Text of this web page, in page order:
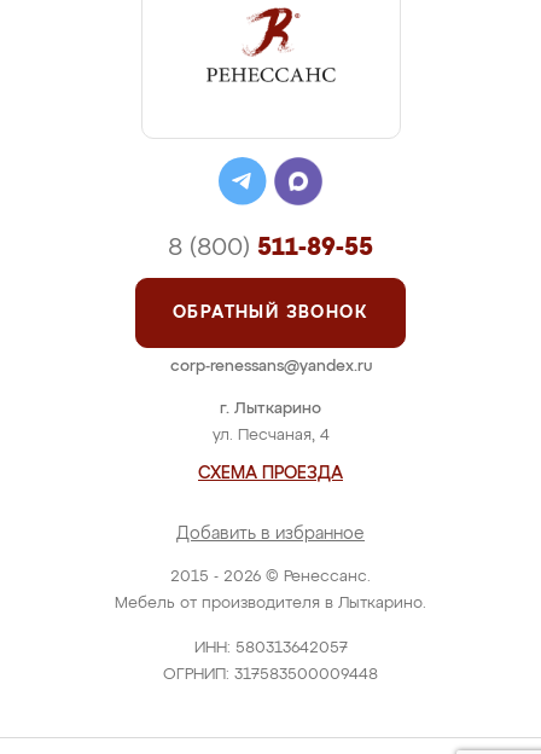
2015 - 2026 © Ренессанс.
Мебель от производителя в Лыткарино.
ИНН: 580313642057
ОГРНИП: 317583500009448
г. Лыткарино
ул. Песчаная, 4
СХЕМА ПРОЕЗДА
Добавить в избранное
8 (800) 511-89-55
ОБРАТНЫЙ ЗВОНОК
corp-renessans@yandex.ru